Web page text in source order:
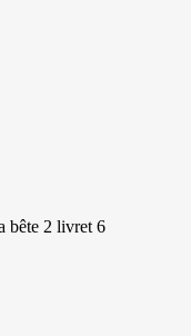
bête 2 livret 6